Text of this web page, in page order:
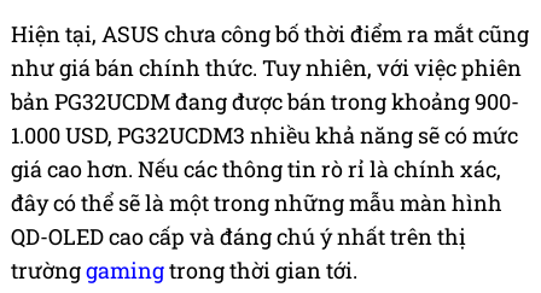
Hiện tại, ASUS chưa công bố thời điểm ra mắt cũng
như giá bán chính thức. Tuy nhiên, với việc phiên
bản PG32UCDM đang được bán trong khoảng 900-
1.000 USD, PG32UCDM3 nhiều khả năng sẽ có mức
giá cao hơn. Nếu các thông tin rò rỉ là chính xác,
đây có thể sẽ là một trong những mẫu màn hình
QD-OLED cao cấp và đáng chú ý nhất trên thị
trườnggamingtrong thời gian tới.